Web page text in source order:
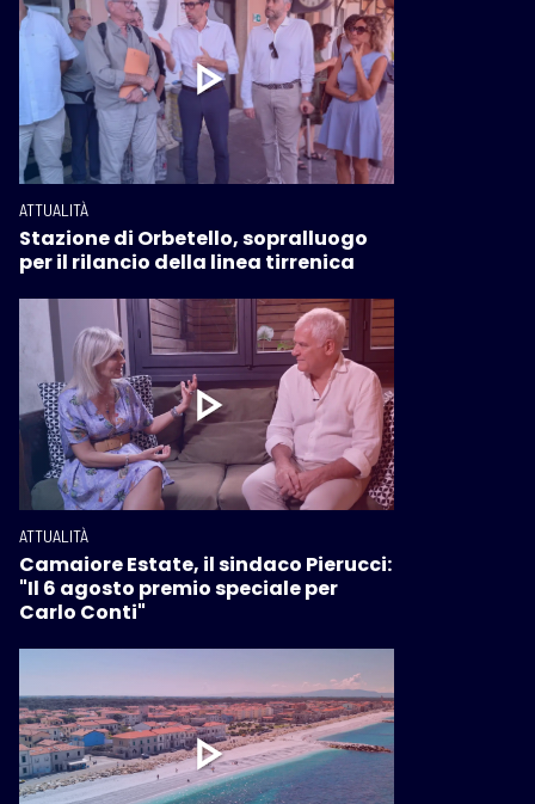
ATTUALITÀ
Stazione di Orbetello, sopralluogo
per il rilancio della linea tirrenica
ATTUALITÀ
Camaiore Estate, il sindaco Pierucci:
"Il 6 agosto premio speciale per
Carlo Conti"